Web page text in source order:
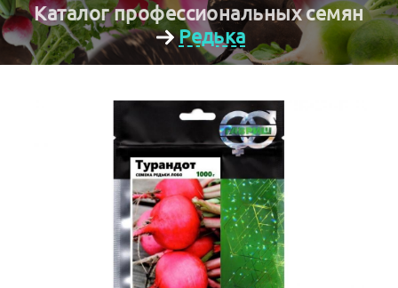
Каталог профессиональных семян
Редька